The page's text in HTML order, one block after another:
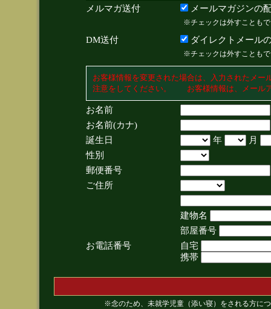
メルマガ送付 メールマガジンの
※チェックは外すことも
DM送付 ダイレクトメール
※チェックは外すことも
お客様情報を変更された場合は、入力されたメ
注意をしてください。 お客様情報は、メール
お名前
お名前(カナ)
誕生日
年
月
性別
郵便番号
ご住所
建物名
部屋番号
お電話番号
自宅
携帯
※念のため、未就学児童（添い寝）をされる方に